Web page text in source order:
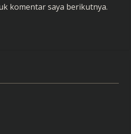
komentar saya berikutnya.